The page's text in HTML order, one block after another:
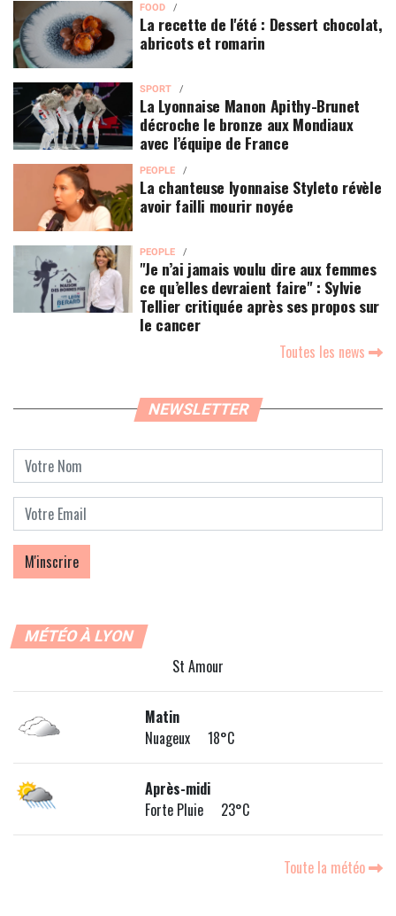
FOOD
La recette de l'été : Dessert chocolat,
abricots et romarin
SPORT
La Lyonnaise Manon Apithy-Brunet
décroche le bronze aux Mondiaux
avec l’équipe de France
PEOPLE
La chanteuse lyonnaise Styleto révèle
avoir failli mourir noyée
PEOPLE
"Je n’ai jamais voulu dire aux femmes
ce qu’elles devraient faire" : Sylvie
Tellier critiquée après ses propos sur
le cancer
Toutes les news
NEWSLETTER
MÉTÉO À LYON
St Amour
Matin
Nuageux 18°C
Après-midi
Forte Pluie 23°C
Toute la météo